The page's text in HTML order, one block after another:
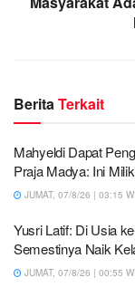
BeritaTerkait
Mahyeldi Dapat
Praja Madya: Ini
JUMAT, 07/8/26 | 03:15
Yusri Latif: Di Usia
Semestinya Naik
JUMAT, 07/8/26 | 00:55